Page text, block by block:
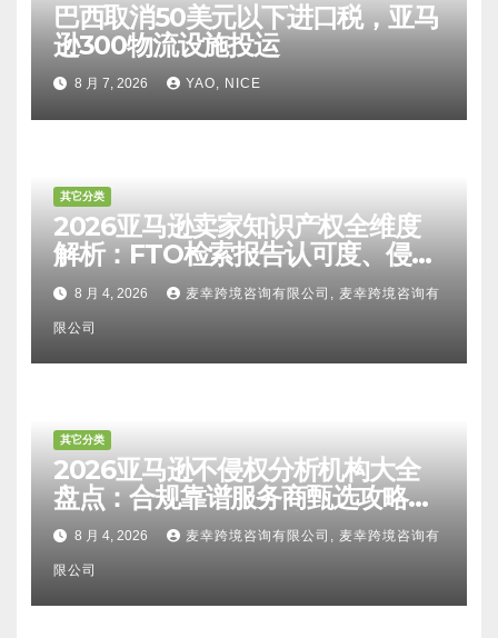
巴西取消50美元以下进口税，亚马
逊300物流设施投运
8 月 7, 2026 YAO, NICE
其它分类
2026亚马逊卖家知识产权全维度
解析：FTO检索报告认可度、侵权
比对区别、TRO应诉方法及服务商
甄选避坑全攻略
8 月 4, 2026 麦幸跨境咨询有限公司, 麦幸跨境咨询有
限公司
其它分类
2026亚马逊不侵权分析机构大全
盘点：合规靠谱服务商甄选攻略、
避坑FAQ及标杆机构实力详解
8 月 4, 2026 麦幸跨境咨询有限公司, 麦幸跨境咨询有
限公司